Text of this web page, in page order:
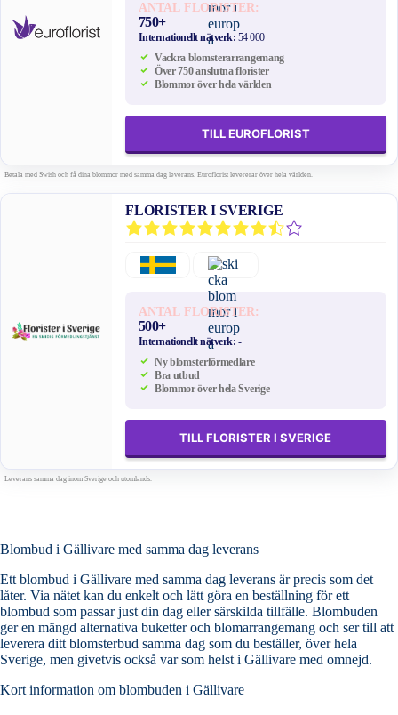
ANTAL FLORISTER:
750+
Internationellt nätverk: 54 000
Vackra blomsterarrangemang
Över 750 anslutna florister
Blommor över hela världen
TILL EUROFLORIST
Betala med Swish och få dina blommor med samma dag leverans. Euroflorist levererar över hela världen.
FLORISTER I SVERIGE
ANTAL FLORISTER:
500+
Internationellt nätverk: -
Ny blomsterförmedlare
Bra utbud
Blommor över hela Sverige
TILL FLORISTER I SVERIGE
Leverans samma dag inom Sverige och utomlands.
Blombud i Gällivare med samma dag leverans
Ett blombud i Gällivare med samma dag leverans är precis som det
låter. Via nätet kan du enkelt och lätt göra en beställning för ett
blombud som passar just din dag eller särskilda tillfälle. Blombuden
ger en mängd alternativa buketter och blomarrangemang och ser till att
leverera ditt blomsterbud samma dag som du beställer, över hela
Sverige, men givetvis också var som helst i Gällivare med omnejd.
Kort information om blombuden i Gällivare